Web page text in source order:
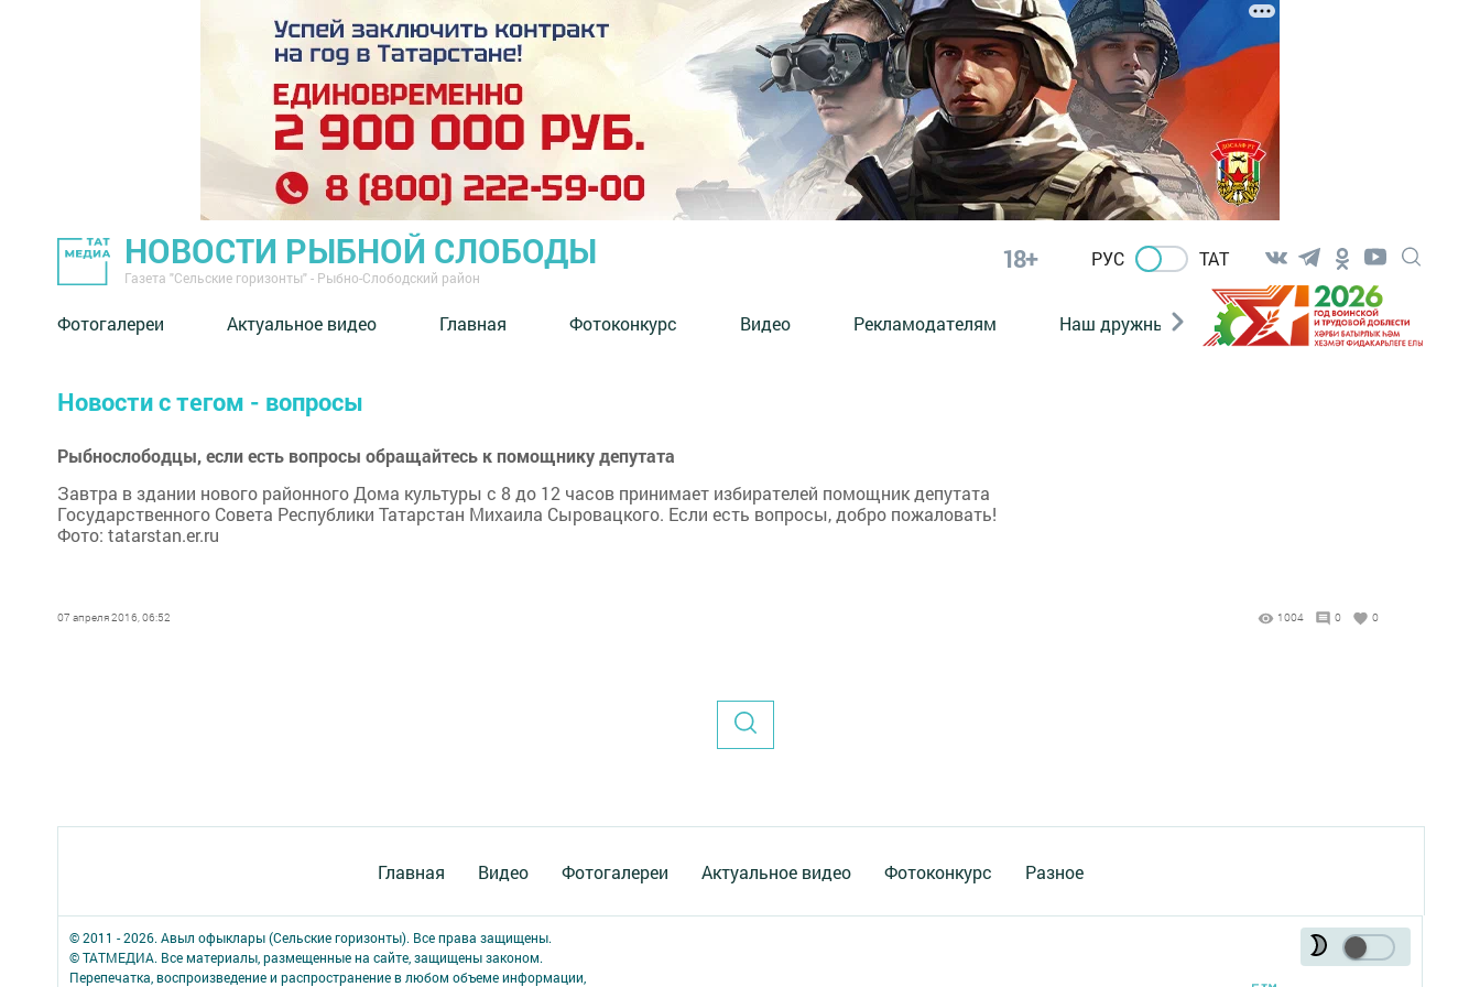
НОВОСТИ РЫБНОЙ СЛОБОДЫ
Газета "Сельские горизонты" - Рыбно-Слободский район
18+ РУС ТАТ
Фотогалереи Актуальное видео Главная Фотоконкурс Видео Рекламодателям Наш дружный коллектив Документы
Новости с тегом - вопросы
Рыбнослободцы, если есть вопросы обращайтесь к помощнику депутата
Завтра в здании нового районного Дома культуры с 8 до 12 часов принимает избирателей помощник депутата
Государственного Совета Республики Татарстан Михаила Сыровацкого. Если есть вопросы, добро пожаловать!
Фото: tatarstan.er.ru
07 апреля 2016, 06:52 1004 0 0
Главная Видео Фотогалереи Актуальное видео Фотоконкурс Разное
© 2011 - 2026. Авыл офыклары (Сельские горизонты). Все права защищены.
© ТАТМЕДИА. Все материалы, размещенные на сайте, защищены законом.
Перепечатка, воспроизведение и распространение в любом объеме информации,